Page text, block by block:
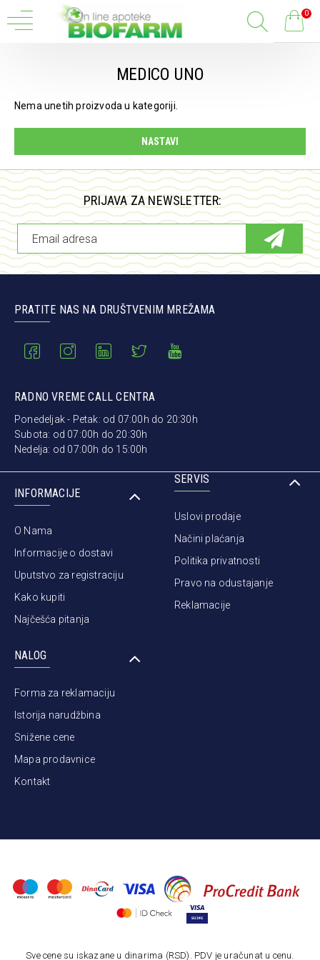
0
MEDICO UNO
Nema unetih proizvoda u kategoriji.
NASTAVI
PRIJAVA ZA NEWSLETTER:
PRATITE NAS NA DRUŠTVENIM MREŽAMA
RADNO VREME CALL CENTRA
Ponedeljak - Petak: od 07:00h do 20:30h
Subota: od 07:00h do 20:30h
Nedelja: od 07:00h do 15:00h
INFORMACIJE
O Nama
Informacije o dostavi
Uputstvo za registraciju
Kako kupiti
Najčešća pitanja
SERVIS
Uslovi prodaje
Načini plaćanja
Politika privatnosti
Pravo na odustajanje
Reklamacije
NALOG
Forma za reklamaciju
Istorija narudžbina
Snižene cene
Mapa prodavnice
Kontakt
Sve cene su iskazane u dinarima (RSD). PDV je uračunat u cenu.